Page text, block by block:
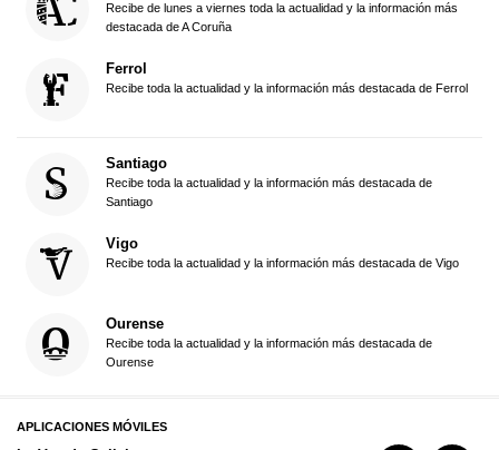
Recibe de lunes a viernes toda la actualidad y la información más
destacada de A Coruña
Ferrol
Recibe toda la actualidad y la información más destacada de Ferrol
Santiago
Recibe toda la actualidad y la información más destacada de
Santiago
Vigo
Recibe toda la actualidad y la información más destacada de Vigo
Ourense
Recibe toda la actualidad y la información más destacada de
Ourense
APLICACIONES MÓVILES